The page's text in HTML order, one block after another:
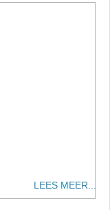
LEES MEER...